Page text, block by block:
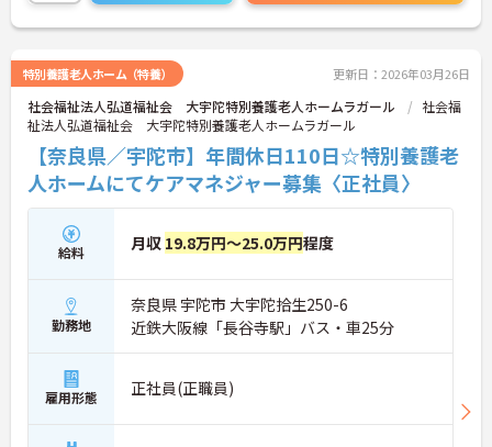
特別養護老人ホーム（特養） 更新日：2026年03月26日
社会福祉法人弘道福祉会 大宇陀特別養護老人ホームラガール
社会福
祉法人弘道福祉会 大宇陀特別養護老人ホームラガール
【奈良県／宇陀市】年間休日110日☆特別養護老
人ホームにてケアマネジャー募集〈正社員〉
給料 月収 19.8万円～25.0万円程度
勤務地
奈良県 宇陀市 大宇陀拾生250-6
近鉄大阪線「長谷寺駅」バス・車25分
雇用形態 正社員(正職員)